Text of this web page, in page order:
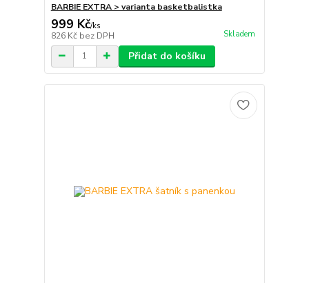
BARBIE EXTRA > varianta basketbalistka
999 Kč/ks
826 Kč bez DPH Skladem
Přidat do košíku